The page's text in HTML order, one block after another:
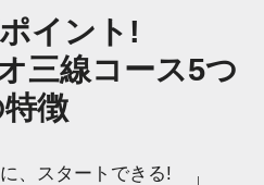
イント!
三線コース5つ
徴
、スタートできる!